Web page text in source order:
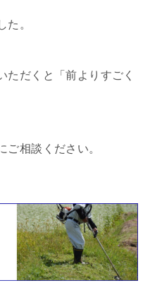
た。
だくと「前よりすごく
相談ください。